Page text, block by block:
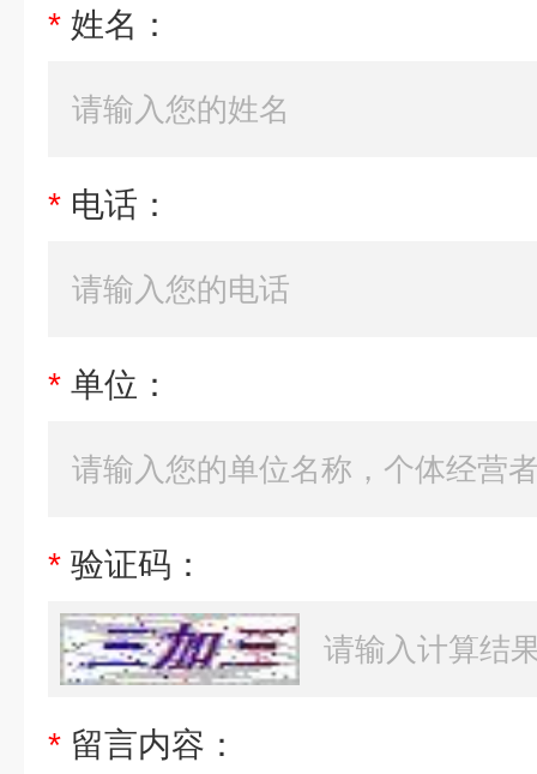
* 姓名：
* 电话：
* 单位：
* 验证码：
* 留言内容：